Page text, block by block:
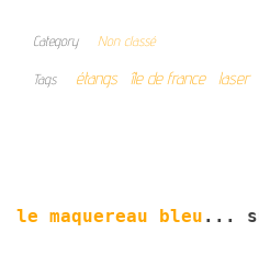
Category Non classé
Tags étangs île de france laser
le maquereau bleu ...